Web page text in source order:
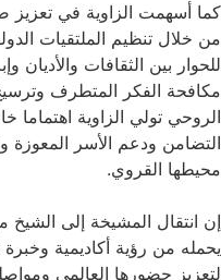
كما أسهمت الزاوية في تعزيز
من خلال تنظيم الملتقيات
للحوار بين الثقافات والأديان
مكافحة الفكر المتطرف
الروحي تولي الزاوية اهتماما
التضامن ودعم الأسر المعوزة
محيطها القروي.
إن انتقال المشيخة إلى الشيخ
يحمله من رؤية أكاديمية وخبرة
لتعزيز حضورها العالمي